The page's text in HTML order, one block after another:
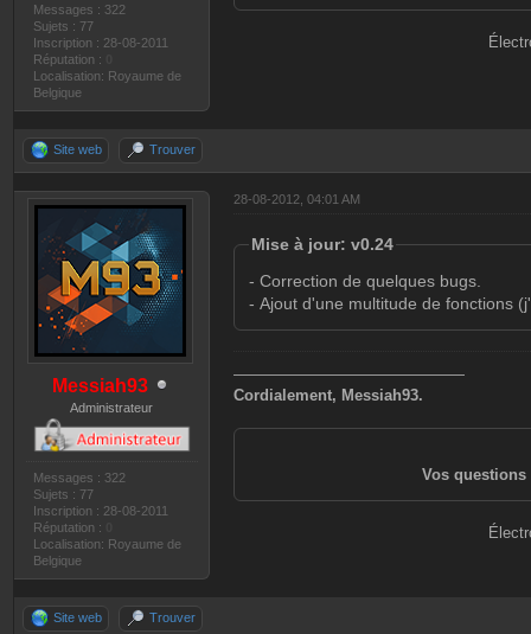
Messages : 322
Sujets : 77
Inscription : 28-08-2011
Réputation :
Localisation: Royaume de
Belgique
Site web Trouver
Messiah93
Administrateur
Messages : 322
Sujets : 77
Inscription : 28-08-2011
Réputation :
Localisation: Royaume de
Belgique
28-08-2012, 04:01 AM
Mise à jour: v0.24
- Correction de quelques bugs.
- Ajout d'une multitude de fonctions
———————————————
Cordialement, Messiah93.
Vos questions
Site web Trouver